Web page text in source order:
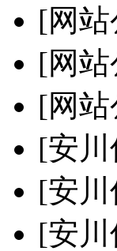
[网
[网
[网
[安
[安
[安